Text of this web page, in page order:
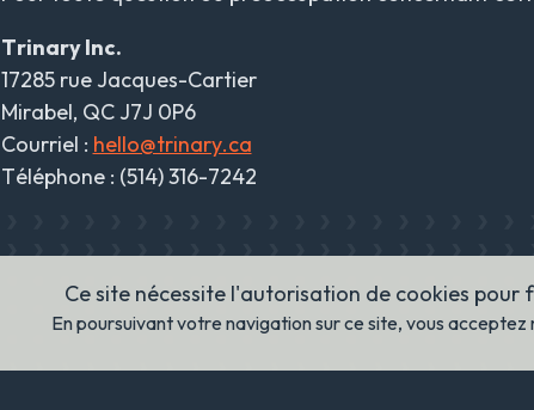
Trinary Inc.
17285 rue Jacques-Cartier
Mirabel, QC J7J 0P6
Courriel : hello@trinary.ca
Téléphone : (514) 316-7242
Ce site nécessite l'autorisation de cookies
En poursuivant votre navigation sur ce site, vous acceptez